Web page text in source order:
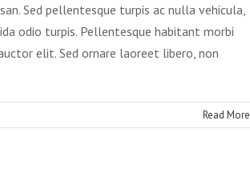
Sed pellentesque turpis ac nulla vehicula,
odio turpis. Pellentesque habitant morbi
elit. Sed ornare laoreet libero, non
Read More